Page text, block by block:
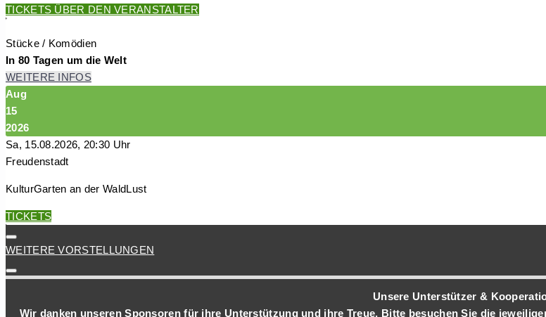
TICKETS ÜBER DEN VERANSTALTER
Stücke / Komödien
In 80 Tagen um die Welt
WEITERE INFOS
Aug
15
2026
Sa, 15.08.2026, 20:30 Uhr
Freudenstadt
KulturGarten an der WaldLust
TICKETS
WEITERE VORSTELLUNGEN
Unsere Unterstützer &
Wir danken unseren Sponsoren für ihre Unterstützung und ihre Treue. Bitte besuchen Sie die